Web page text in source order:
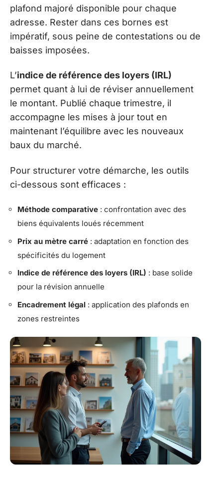
plafond majoré disponible pour chaque
adresse. Rester dans ces bornes est
impératif, sous peine de contestations ou de
baisses imposées.
L’indice de référence des loyers (IRL)
permet quant à lui de réviser annuellement
le montant. Publié chaque trimestre, il
accompagne les mises à jour tout en
maintenant l’équilibre avec les nouveaux
baux du marché.
Pour structurer votre démarche, les outils
ci-dessous sont efficaces :
Méthode comparative : confrontation avec des
biens équivalents loués récemment
Prix au mètre carré : adaptation en fonction des
spécificités du logement
Indice de référence des loyers (IRL) : base solide
pour la révision annuelle
Encadrement légal : application des plafonds en
zones restreintes